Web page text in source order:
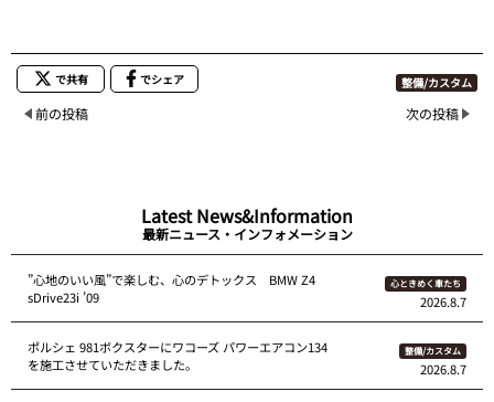
で共有 でシェア 整備/カスタム
前の投稿 次の投稿
Latest News&Information
最新ニュース・インフォメーション
”心地のいい風”で楽しむ、心のデトックス BMW Z4
sDrive23i ’09
心ときめく車たち
2026.8.7
ポルシェ 981ボクスターにワコーズ パワーエアコン134
を施工させていただきました。
整備/カスタム
2026.8.7